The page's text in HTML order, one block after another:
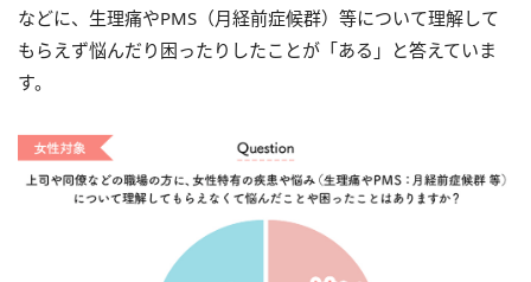
などに、生理痛やPMS（月経前症候群）等について理解して
もらえず悩んだり困ったりしたことが「ある」と答えていま
す。